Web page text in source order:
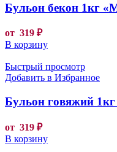
Бульон бекон 1кг
от 319 ₽
В корзину
Быстрый просмотр
Добавить в Избранное
Бульон говяжий
от 319 ₽
В корзину